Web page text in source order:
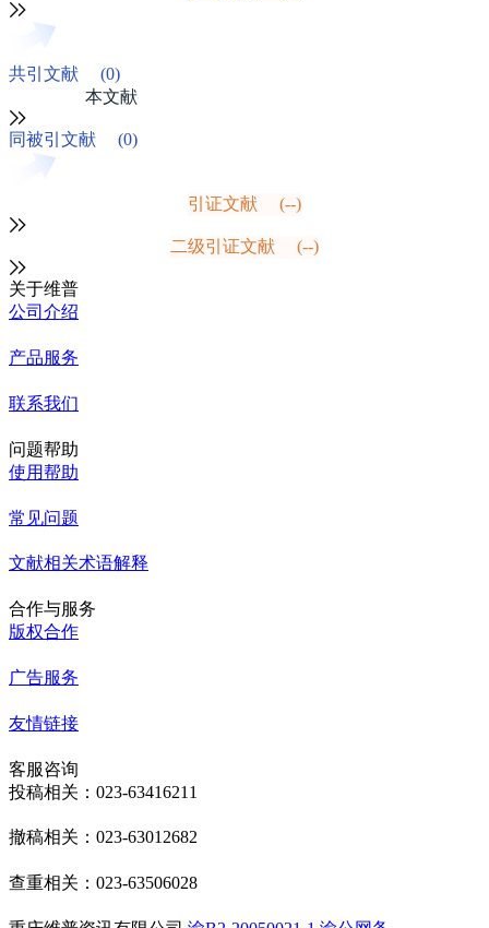
共引文献
(0)
本文献
同被引文献 (0)
引证文献 (--)
二级引证文献 (--)
关于维普
公司介绍
产品服务
联系我们
问题帮助
使用帮助
常见问题
文献相关术语解释
合作与服务
版权合作
广告服务
友情链接
客服咨询
投稿相关：023-63416211
撤稿相关：023-63012682
查重相关：023-63506028